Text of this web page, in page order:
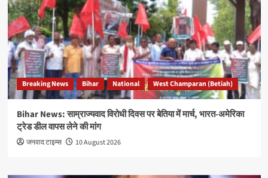
Breaking News Bihar National West Champaran (Betiah)
Bihar News: साम्राज्यवाद विरोधी दिवस पर बेतिया में मार्च, भारत-अमेरिका
ट्रेड डील वापस लेने की मांग
जनवाद टाइम्स 10 August 2026